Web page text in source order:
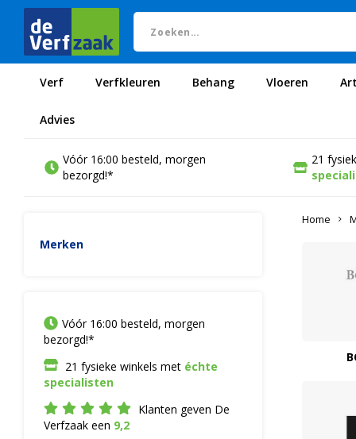
Verf Verfkleuren Behang Vloeren
Advies
Vóór 16:00 besteld, morgen
bezorgd!*
21
Merken
Vóór 16:00 besteld, morgen
bezorgd!*
21 fysieke winkels met échte
specialisten
Klanten geven De
Verfzaak een 9,2
Home